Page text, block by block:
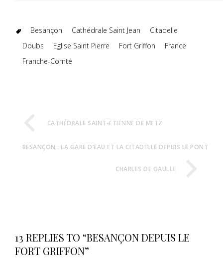
Besançon Cathédrale Saint Jean
Citadelle
Doubs
Eglise Saint Pierre Fort Griffon
France
Franche-Comté
CATHÉDRALE SAINT-ETIENNE DE METZ
BESANÇON : LA GARE D’EAU ET LA CITADELLE DEPUIS LE PONT
CHARLES DE GAULLE
13 REPLIES TO “BESANÇON DEPUIS LE
FORT GRIFFON”